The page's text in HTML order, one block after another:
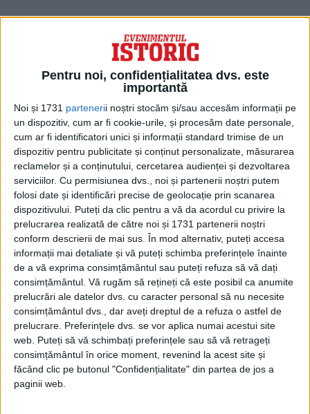
Pentru noi, confidențialitatea dvs. este
importantă
Noi și 1731 partenerii noștri stocăm și/sau accesăm informații pe
un dispozitiv, cum ar fi cookie-urile, și procesăm date personale,
cum ar fi identificatori unici și informații standard trimise de un
dispozitiv pentru publicitate și conținut personalizate, măsurarea
reclamelor și a conținutului, cercetarea audienței și dezvoltarea
serviciilor. Cu permisiunea dvs., noi și partenerii noștri putem
folosi date și identificări precise de geolocație prin scanarea
dispozitivului. Puteți da clic pentru a vă da acordul cu privire la
prelucrarea realizată de către noi și 1731 partenerii noștri
conform descrierii de mai sus. În mod alternativ, puteți accesa
informații mai detaliate și vă puteți schimba preferințele înainte
de a vă exprima consimțământul sau puteți refuza să vă dați
consimțământul. Vă rugăm să rețineți că este posibil ca anumite
prelucrări ale datelor dvs. cu caracter personal să nu necesite
consimțământul dvs., dar aveți dreptul de a refuza o astfel de
prelucrare. Preferințele dvs. se vor aplica numai acestui site
web. Puteți să vă schimbați preferințele sau să vă retrageți
consimțământul în orice moment, revenind la acest site și
făcând clic pe butonul "Confidențialitate" din partea de jos a
paginii web.
Acest lucru le-a permis să lanseze monștri
precum super-bomba britanică „Grand
Slam”, care cântărea 10 tone și care a
provocat un crater de aproximativ 25 de
metri adâncime și 45 de metri diametru, în
cadrul unui test top-secret din martie
1945.
Cercetătorii care au realizat studiul au
descoperit că, atunci bombele Aliaților